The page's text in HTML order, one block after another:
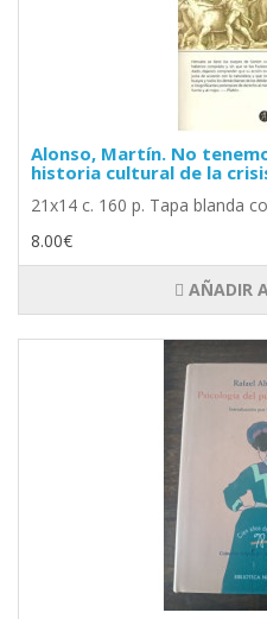
Alonso, Martín. No
historia cultural de la
21x14 c. 160 p. Tapa blanda
8.00€
AÑADIR